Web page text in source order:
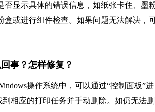
显示具体的错误信息，如纸张卡住、墨
或进行组件检查。如果问题无法解决，
事？怎样修复？
操作系统中，可以通过“控制面板”进
相应的打印任务并手动删除。如仍无法删